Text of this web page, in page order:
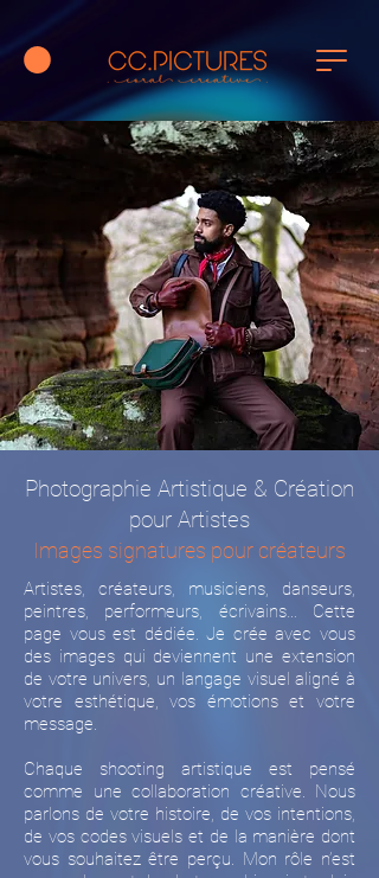
Photographie Artistique & Création
pour Artistes
Images signatures pour créateurs
Artistes, créateurs, musiciens, danseurs,
peintres, performeurs, écrivains… Cette
page vous est dédiée. Je crée avec vous
des images qui deviennent une extension
de votre univers, un langage visuel aligné à
votre esthétique, vos émotions et votre
message.
Chaque shooting artistique est pensé
comme une collaboration créative. Nous
parlons de votre histoire, de vos intentions,
de vos codes visuels et de la manière dont
vous souhaitez être perçu. Mon rôle n’est